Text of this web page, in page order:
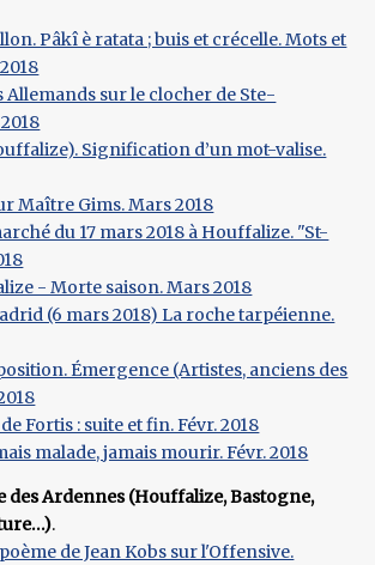
Pâkî è ratata ; buis et crécelle. Mots et
sur le clocher de Ste-
Signification d’un mot-valise.
Maître Gims. Mars 2018
du 17 mars 2018 à Houffalize. "St-
- Morte saison. Mars 2018
(6 mars 2018) La roche tarpéienne.
Émergence (Artistes, anciens des
Fortis : suite et fin. Févr. 2018
malade, jamais mourir. Févr. 2018
des Ardennes (Houffalize, Bastogne,
.
de Jean Kobs sur l'Offensive.